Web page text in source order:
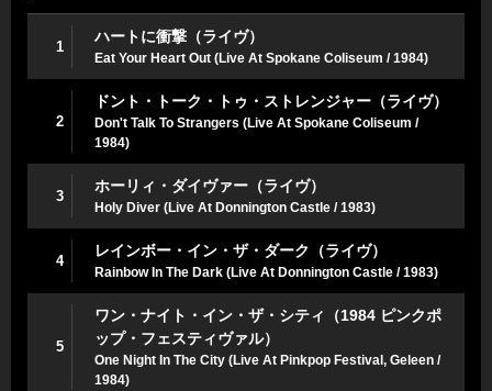
1
ハートに衝撃（ライヴ）
Eat Your Heart Out (Live At Spokane Coliseum / 1984)
2
ドント・トーク・トゥ・ストレンジャー（ライヴ）
Don't Talk To Strangers (Live At Spokane Coliseum /
1984)
3
ホーリィ・ダイヴァー（ライヴ）
Holy Diver (Live At Donnington Castle / 1983)
4
レインボー・イン・ザ・ダーク（ライヴ）
Rainbow In The Dark (Live At Donnington Castle / 1983)
5
ワン・ナイト・イン・ザ・シティ（1984 ピンクポ
ップ・フェスティヴァル）
One Night In The City (Live At Pinkpop Festival, Geleen /
1984)